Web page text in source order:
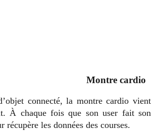
Montre cardio
connecté, la montre cardio vient
À chaque fois que son user fait son
récupère les données des courses.